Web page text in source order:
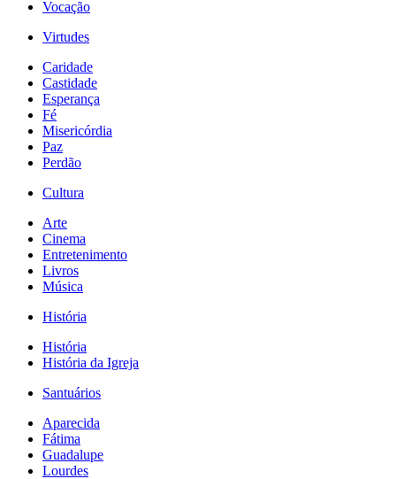
Vocação
Virtudes
Caridade
Castidade
Esperança
Fé
Misericórdia
Paz
Perdão
Cultura
Arte
Cinema
Entretenimento
Livros
Música
História
História
História da Igreja
Santuários
Aparecida
Fátima
Guadalupe
Lourdes